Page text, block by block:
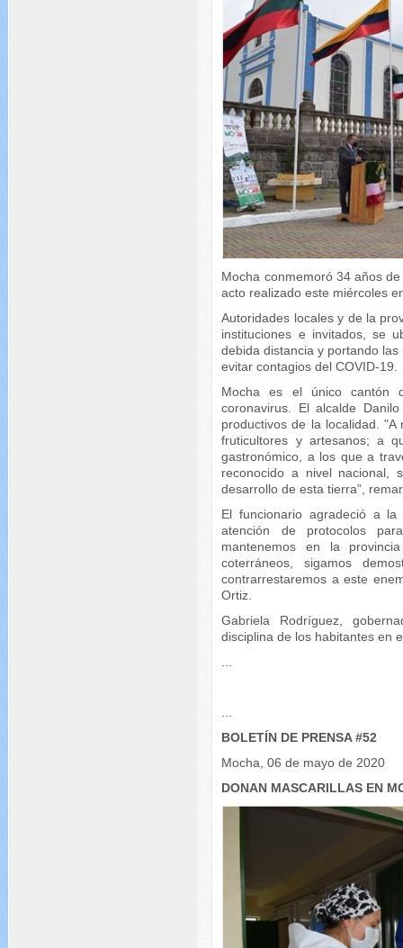
Mocha conmemoró 34 años
acto realizado este miércoles
Autoridades locales y de la
instituciones e invitados, se
debida distancia y portando
evitar contagios del COVID-19.
Mocha es el único cantón
coronavirus. El alcalde
productivos de la localidad. "A
fruticultores y artesanos; a
gastronómico, a los que a
reconocido a nivel nacional,
desarrollo de esta tierra”,
El funcionario agradeció a
atención de protocolos
mantenemos en la
coterráneos, sigamos
contrarrestaremos a este
Ortiz.
Gabriela Rodríguez,
disciplina de los habitantes en
­BOLETÍN DE PRENSA #52
Mocha, 06 de mayo de 2020
DONAN MASCARILLAS EN